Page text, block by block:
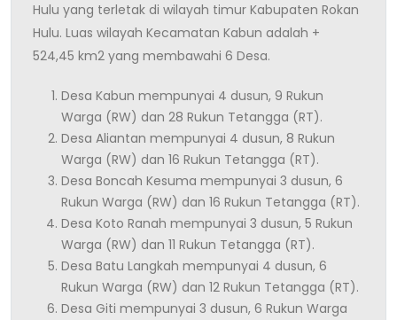
Hulu yang terletak di wilayah timur Kabupaten Rokan
Hulu. Luas wilayah Kecamatan Kabun adalah +
524,45 km2 yang membawahi 6 Desa.
Desa Kabun mempunyai 4 dusun, 9 Rukun
Warga (RW) dan 28 Rukun Tetangga (RT).
Desa Aliantan mempunyai 4 dusun, 8 Rukun
Warga (RW) dan 16 Rukun Tetangga (RT).
Desa Boncah Kesuma mempunyai 3 dusun, 6
Rukun Warga (RW) dan 16 Rukun Tetangga (RT).
Desa Koto Ranah mempunyai 3 dusun, 5 Rukun
Warga (RW) dan 11 Rukun Tetangga (RT).
Desa Batu Langkah mempunyai 4 dusun, 6
Rukun Warga (RW) dan 12 Rukun Tetangga (RT).
Desa Giti mempunyai 3 dusun, 6 Rukun Warga